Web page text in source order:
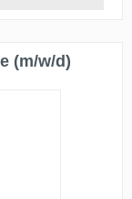
(m/w/d)